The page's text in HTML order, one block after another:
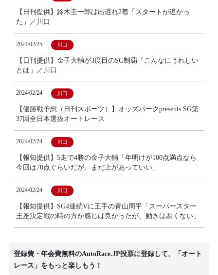
【日刊提供】鈴木圭一郎は出遅れ2着「スタートが遅かっ
た」／川口
2024/02/25 川口
【日刊提供】金子大輔が3度目のSG制覇「こんなにうれしい
とは」／川口
2024/02/24 川口
【優勝戦予想（日刊スポーツ）】オッズパークpresents SG第
37回全日本選抜オートレース
2024/02/24 川口
【報知提供】5走で4勝の金子大輔「年明けが100点満点なら
今回は70点ぐらいだが、まだ上があっていい」
2024/02/24 川口
【報知提供】SG4連続Vに王手の青山周平「スーパースター
王座決定戦の時の方が感じは良かったが、動きは悪くない」
登録費・年会費無料のAutoRace.JP投票に登録して、「オート
レース」をもっと楽しもう！